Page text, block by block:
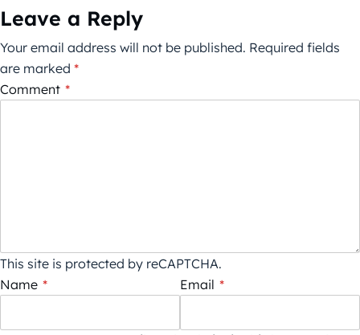
Leave a Reply
Your email address will not be published. Required fields
are marked *
Comment *
This site is protected by reCAPTCHA.
Name * Email *